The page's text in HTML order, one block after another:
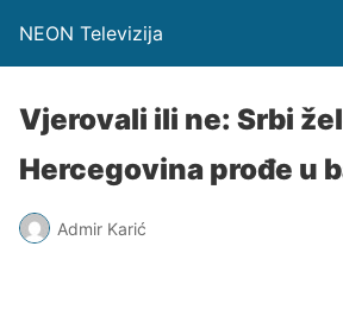
NEON Televizija
Vjerovali ili ne: Srbi
Hercegovina prođe u
Admir Karić